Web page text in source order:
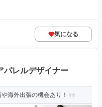
気になる
パレルデザイナー
海外出張の機会あり！